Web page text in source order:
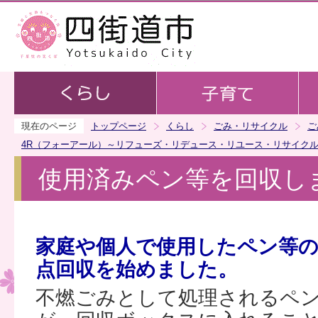
現在のページ トップページ くらし ごみ・リサイクル
4R（フォーアール）～リフューズ・リデュース・リユース・リサイク
使用済みペン等を回収し
家庭や個人で使用したペン等
点回収を始めました。
不燃ごみとして処理されるペ